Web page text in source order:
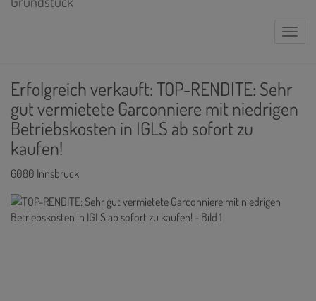
Erfolgreich verkauft: TOP-RENDITE: Sehr
gut vermietete Garconniere mit niedrigen
Betriebskosten in IGLS ab sofort zu
kaufen!
6080 Innsbruck